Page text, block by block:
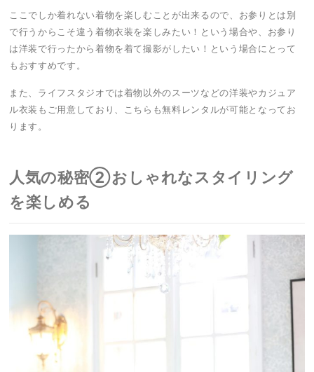
ここでしか着れない着物を楽しむことが出来るので、お参りとは別
で行うからこそ違う着物衣装を楽しみたい！という場合や、お参り
は洋装で行ったから着物を着て撮影がしたい！という場合にとって
もおすすめです。
また、ライフスタジオでは着物以外のスーツなどの洋装やカジュア
ル衣装もご用意しており、こちらも無料レンタルが可能となってお
ります。
人気の秘密②おしゃれなスタイリング
を楽しめる